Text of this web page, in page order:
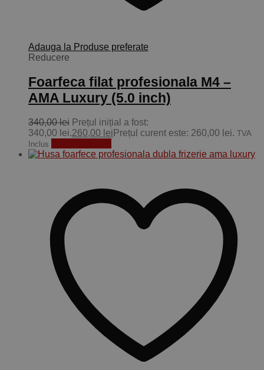
Adauga la Produse preferate
Reducere
Foarfeca filat profesionala M4 –
AMA Luxury (5.0 inch)
340,00lei Prețul inițial a fost:
340,00 lei.260,00 lei Prețul curent este: 260,00 lei. TVA
Inclus